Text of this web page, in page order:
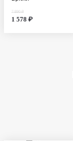
7 890 ₽
1 578 ₽